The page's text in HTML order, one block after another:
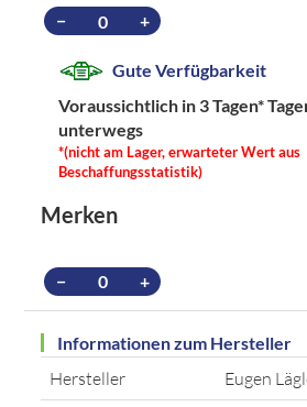
− +
Gute Verfügbarkeit
Voraussichtlich in 3 Tagen*
unterwegs
*(nicht am Lager, erwarteter Wert aus
Beschaffungsstatistik)
Merken
− +
Informationen zum Hersteller
Hersteller
Eugen